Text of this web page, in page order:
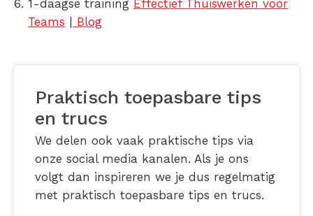
1-daagse training Effectief Thuiswerken voor
Teams
Blog
Praktisch toepasbare tips
en trucs
We delen ook vaak praktische tips via
onze social media kanalen. Als je ons
volgt dan inspireren we je dus regelmatig
met praktisch toepasbare tips en trucs.